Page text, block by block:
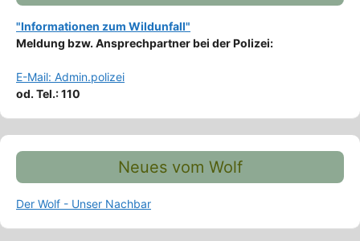
"Informationen zum Wildunfall"
Meldung bzw. Ansprechpartner bei der Polizei:
E-Mail: Admin.polizei
od. Tel.: 110
Neues vom Wolf
Der Wolf - Unser Nachbar